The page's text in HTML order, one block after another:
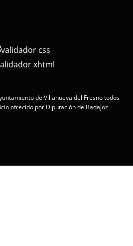
de Villanueva del Fresno todos
ofrecido por Diputación de Badajoz